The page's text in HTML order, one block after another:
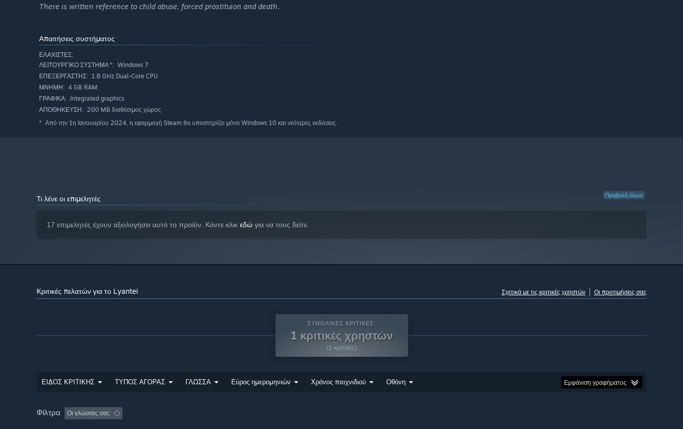
There is written reference to child abuse, forced prostituion and death.
Απαιτήσεις συστήματος
ΕΛΆΧΙΣΤΕΣ:
ΛΕΙΤΟΥΡΓΙΚΌ ΣΎΣΤΗΜΑ *: Windows 7
ΕΠΕΞΕΡΓΑΣΤΉΣ: 1.8 GHz Dual-Core CPU
ΜΝΉΜΗ: 4 GB RAM
ΓΡΑΦΙΚΆ: Integrated graphics
ΑΠΟΘΉΚΕΥΣΗ: 200 MB διαθέσιμος χώρος
* Από την 1η Ιανουαρίου 2024, η εφαρμογή Steam θα υποστηρίζει μόνο Windows 10 και νεότερες εκδόσεις.
Προβολή όλων
Τι λένε οι επιμελητές
17 επιμελητές έχουν αξιολογήσει αυτό το προϊόν. Κάντε κλικ εδώ για να τους δείτε.
Κριτικές πελατών για το Lyantei Σχετικά με τις κριτικές χρηστών Οι προτιμήσεις σας
ΣΥΝΟΛΙΚΈΣ ΚΡΙΤΙΚΈΣ:
1 κριτικές χρηστών
(1 κριτικές)
ΕΙΔΟΣ ΚΡΙΤΙΚΗΣ ΤΥΠΟΣ ΑΓΟΡΑΣ ΓΛΩΣΣΑ Εύρος ημερομηνιών Χρόνος παιχνιδιού Οθόνη Εμφάνιση γραφήματος
Φίλτρα Οι γλώσσες σας